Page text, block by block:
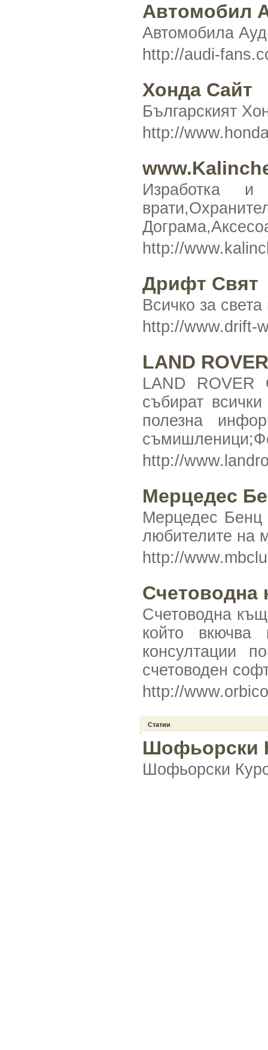
Автомобил
Автомобила
http://audi-
Хонда Сайт
Българският
http://
Изработка и
http://
Дрифт Свят
Всичко за
http://www.drift-
LAND
LAND ROVER
събират
полезна
http://
Мерцедес
Мерцедес Бенц
любителите на
http://
Счетоводна
Счетоводна
който вкючва
консултации
счетоводен
http://
Статии
Шофьорски
Шофьорски